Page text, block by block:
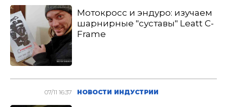
Мотокросс и эндуро: изучаем
шарнирные "суставы" Leatt C-
Frame
07/11 16:37 НОВОСТИ ИНДУСТРИИ